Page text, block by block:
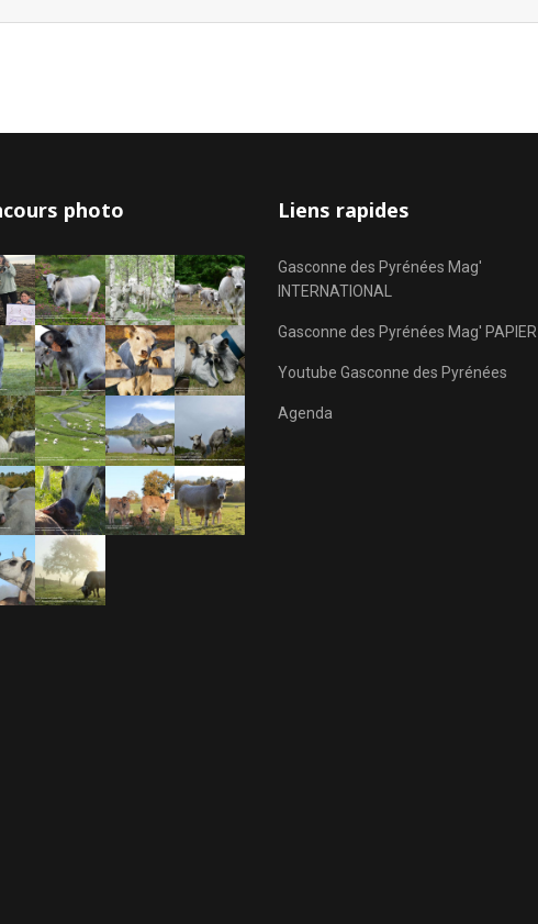
photo Liens rapides
Gasconne des Pyrénées Mag'
INTERNATIONAL
Gasconne des Pyrénées Mag' PAPIER
Youtube Gasconne des Pyrénées
Agenda